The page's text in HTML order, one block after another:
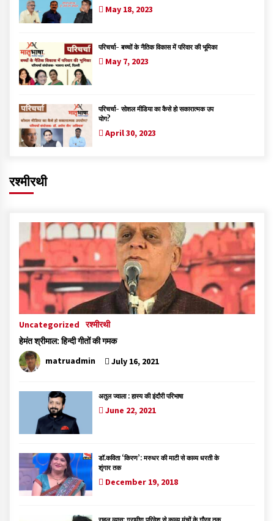
May 18, 2023
परिचर्चा- बच्चों के नैतिक विकास में परिवार की भूमिका
May 7, 2023
परिचर्चा- सोशल मीडिया का कैसे हो सकारात्मक उप
योग?
April 30, 2023
रश्मीरथी
Uncategorized
रश्मीरथी
हेमंत श्रीमाल: हिन्दी गीतों की गमक
matruadmin
July 16, 2021
अतुल ज्वाला : हास्य की इंदौरी परिभाषा
June 22, 2021
डॉ.कविता ‘किरण’: मरुधर की माटी से काव्य धरती के
शृंगार तक
December 19, 2018